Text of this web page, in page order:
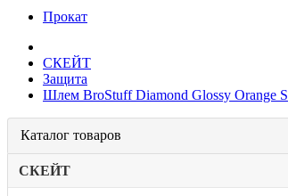
Прокат
СКЕЙТ
Защита
Шлем BroStuff Diamond Glossy Orange S
Каталог товаров
СКЕЙТ